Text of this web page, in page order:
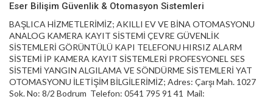
Eser Bilişim Güvenlik & Otomasyon Sistemleri
BAŞLICA HİZMETLERİMİZ; AKILLI EV VE BİNA OTOMASYONU
ANALOG KAMERA KAYIT SİSTEMİ ÇEVRE GÜVENLİK
SİSTEMLERİ GÖRÜNTÜLÜ KAPI TELEFONU HIRSIZ ALARM
SİSTEMİ İP KAMERA KAYIT SİSTEMLERİ PROFESYONEL SES
SİSTEMİ YANGIN ALGILAMA VE SÖNDÜRME SİSTEMLERİ YAT
OTOMASYONU İLETİŞİM BİLGİLERİMİZ; Adres: Çarşı Mah. 1027
Sok. No: 8/2 Bodrum Telefon: 0541 795 91 41 Mail: